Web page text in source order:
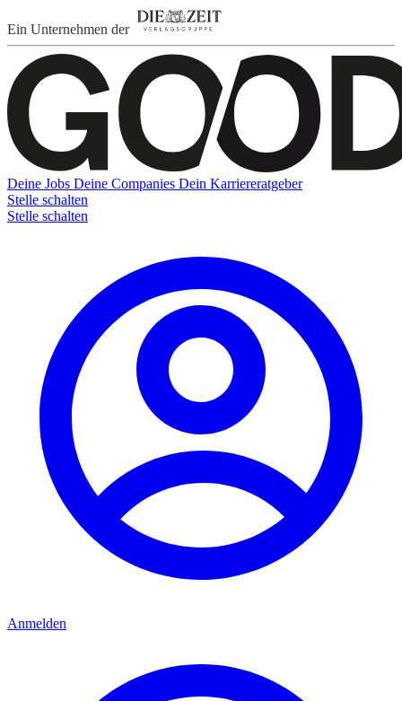
Ein Unternehmen der
Deine Jobs Deine Companies Dein Karriereratgeber
Stelle schalten
Stelle schalten
Anmelden